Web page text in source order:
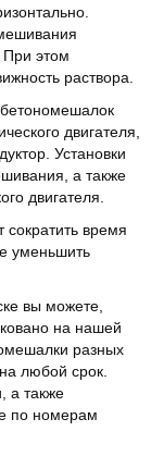
При этом
раствора.
двигателя,
Установки
а также
двигателя.
время
уменьшить
вы можете,
на нашей
разных
любой срок.
а также
по номерам